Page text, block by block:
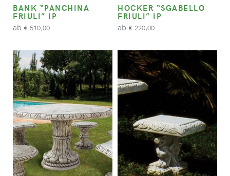
BANK “PANCHINA
FRIULI” IP
ab € 510,00
HOCKER “SGABELLO
FRIULI” IP
ab € 220,00